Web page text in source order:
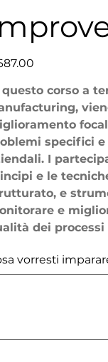
questo corso a
specifici
I
e le
e
e
dei
vorresti